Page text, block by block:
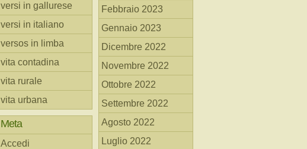
versi in gallurese
versi in italiano
versos in limba
vita contadina
vita rurale
vita urbana
Meta
Accedi
Febbraio 2023
Gennaio 2023
Dicembre 2022
Novembre 2022
Ottobre 2022
Settembre 2022
Agosto 2022
Luglio 2022